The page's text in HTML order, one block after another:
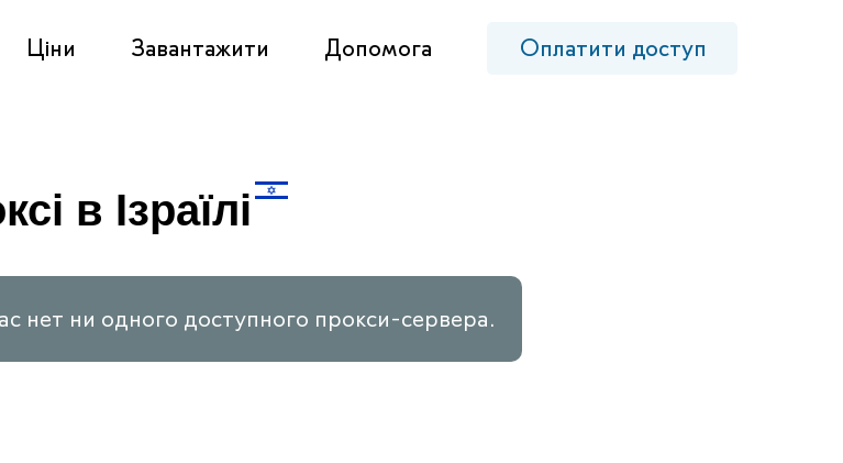
Ціни Завантажити Допомога Оплатити доступ
в Ізраїлі
нет ни одного доступного прокси-сервера.